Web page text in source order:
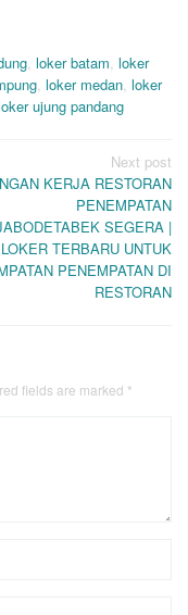
, loker batam, loker
, loker medan, loker
ujung pandang
Next post
KERJA RESTORAN
PENEMPATAN
SEGERA |
TERBARU UNTUK
PENEMPATAN DI
RESTORAN
fields are marked *